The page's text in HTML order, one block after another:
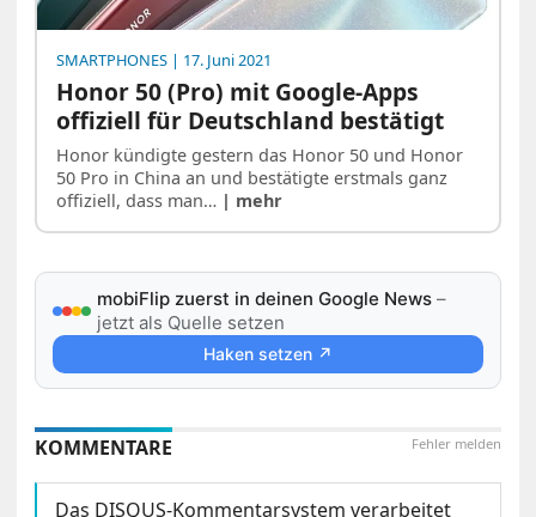
SMARTPHONES | 17. Juni 2021
Honor 50 (Pro) mit Google-Apps
offiziell für Deutschland bestätigt
Honor kündigte gestern das Honor 50 und Honor
50 Pro in China an und bestätigte erstmals ganz
offiziell, dass man… | mehr
mobiFlip zuerst in deinen Google News –
jetzt als Quelle setzen
Haken setzen ↗
Fehler melden
KOMMENTARE
Das DISQUS-Kommentarsystem verarbeitet